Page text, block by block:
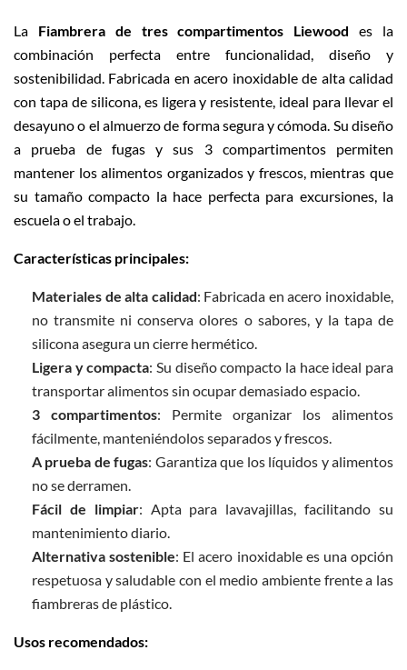
La Fiambrera de tres compartimentos Liewood es la
combinación perfecta entre funcionalidad, diseño y
sostenibilidad. Fabricada en acero inoxidable de alta calidad
con tapa de silicona, es ligera y resistente, ideal para llevar el
desayuno o el almuerzo de forma segura y cómoda. Su diseño
a prueba de fugas y sus 3 compartimentos permiten
mantener los alimentos organizados y frescos, mientras que
su tamaño compacto la hace perfecta para excursiones, la
escuela o el trabajo.
Características principales:
Materiales de alta calidad: Fabricada en acero inoxidable,
no transmite ni conserva olores o sabores, y la tapa de
silicona asegura un cierre hermético.
Ligera y compacta: Su diseño compacto la hace ideal para
transportar alimentos sin ocupar demasiado espacio.
3 compartimentos: Permite organizar los alimentos
fácilmente, manteniéndolos separados y frescos.
A prueba de fugas: Garantiza que los líquidos y alimentos
no se derramen.
Fácil de limpiar: Apta para lavavajillas, facilitando su
mantenimiento diario.
Alternativa sostenible: El acero inoxidable es una opción
respetuosa y saludable con el medio ambiente frente a las
fiambreras de plástico.
Usos recomendados: